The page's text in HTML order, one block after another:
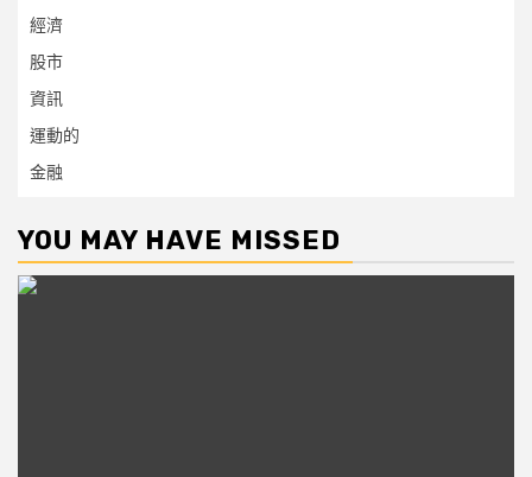
經濟
股市
資訊
運動的
金融
YOU MAY HAVE MISSED